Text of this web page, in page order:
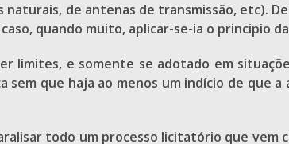
de antenas de transmissão, etc).
quando muito, aplicar-se-ia o principio
limites, e somente se adotado em
que haja ao menos um indício de que a
todo um processo licitatório que vem